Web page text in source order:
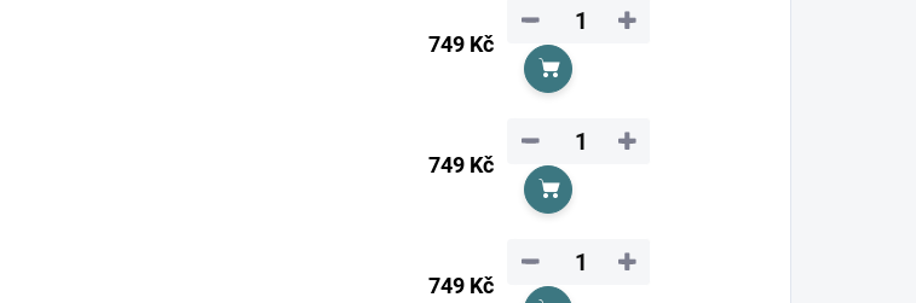
749 Kč
+
−
Do košíku
749 Kč
+
−
Do košíku
749 Kč
+
−